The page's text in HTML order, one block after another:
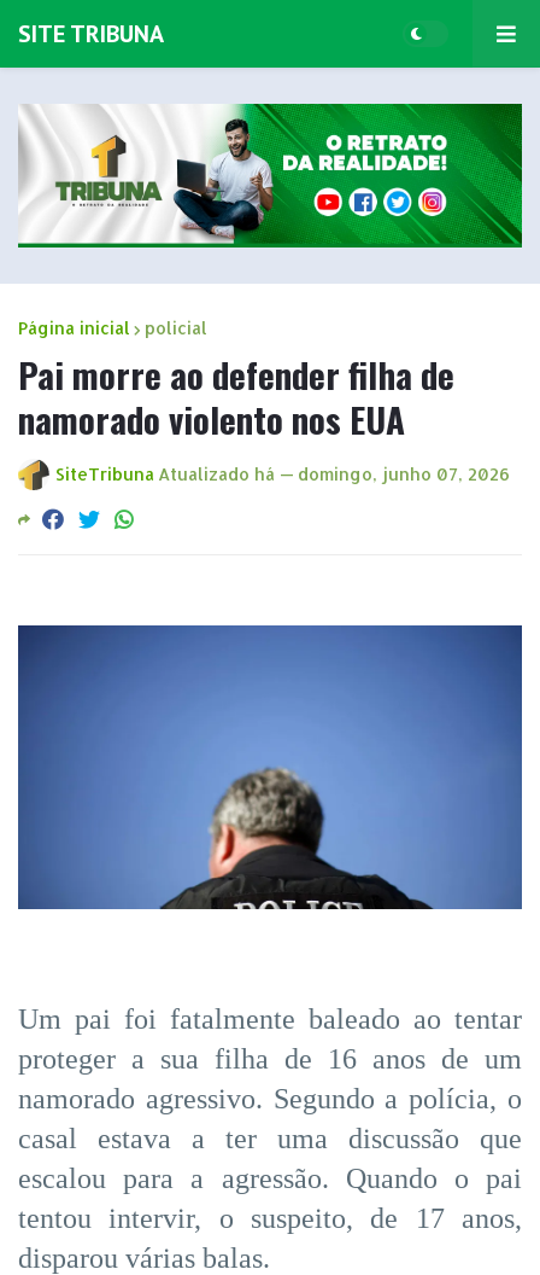
SITE TRIBUNA
Página inicial policial
Pai morre ao defender filha de
namorado violento nos EUA
SiteTribuna Atualizado há — domingo, junho 07, 2026
Um pai foi fatalmente baleado ao tentar
proteger a sua filha de 16 anos de um
namorado agressivo. Segundo a polícia, o
casal estava a ter uma discussão que
escalou para a agressão. Quando o pai
tentou intervir, o suspeito, de 17 anos,
disparou várias balas.